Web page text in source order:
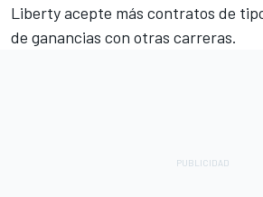
Liberty acepte más contratos de
de ganancias con otras carreras.